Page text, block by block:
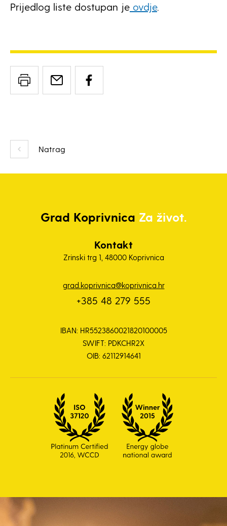
Natrag
Prijedlog liste dostupan je ovdje.
Grad Koprivnica Za život.
Kontakt
Zrinski trg 1, 48000 Koprivnica
grad.koprivnica@koprivnica.hr
+385 48 279 555
IBAN: HR5523860021820100005
SWIFT: PDKCHR2X
OIB: 62112914641